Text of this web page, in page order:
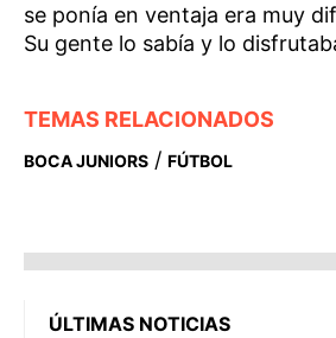
se ponía en ventaja era muy
Su gente lo sabía y lo
TEMAS RELACIONADOS
BOCA JUNIORS / FÚTBOL
ÚLTIMAS NOTICIAS